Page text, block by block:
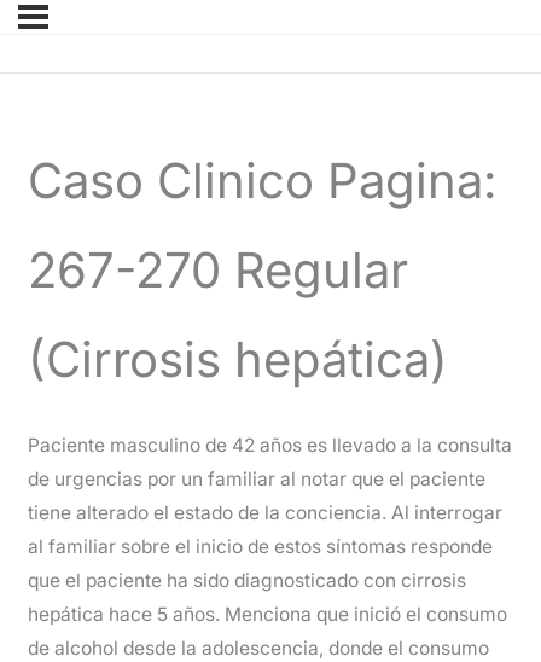
Caso Clinico Pagina:
267-270 Regular
(Cirrosis hepática)
Paciente masculino de 42 años es llevado a la consulta
de urgencias por un familiar al notar que el paciente
tiene alterado el estado de la conciencia. Al interrogar
al familiar sobre el inicio de estos síntomas responde
que el paciente ha sido diagnosticado con cirrosis
hepática hace 5 años. Menciona que inició el consumo
de alcohol desde la adolescencia, donde el consumo